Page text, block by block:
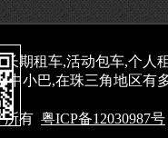
期租车,活动包车,个
中小巴,在珠三角地区有
所有 粤ICP备12030987号